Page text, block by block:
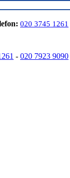
020 3745 1261
- 020 7923 9090